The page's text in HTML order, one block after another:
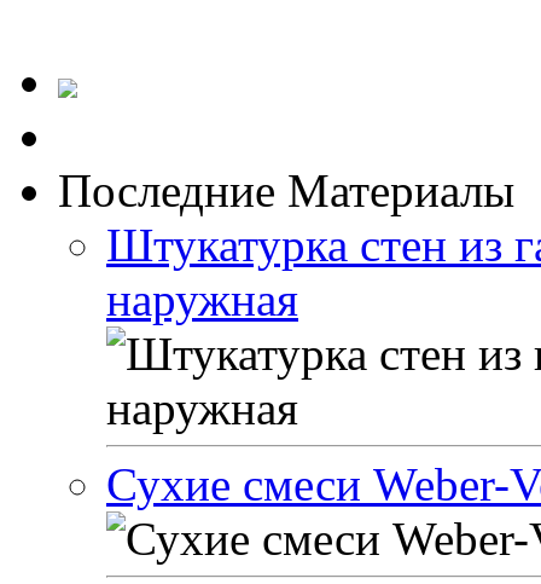
Последние Материалы
Штукатурка стен из
наружная
Сухие смеси Weber-